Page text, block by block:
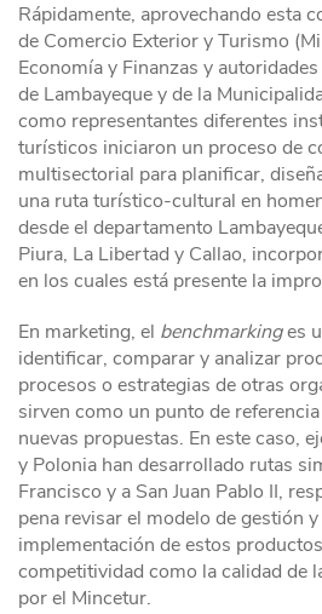
Rápidamente, aprovechando esta
de Comercio Exterior y Turismo
Economía y Finanzas y
de Lambayeque y de la
como representantes diferentes
turísticos iniciaron un proceso de
multisectorial para planificar,
una ruta turístico-cultural en
desde el departamento
Piura, La Libertad y Callao,
en los cuales está presente la
En marketing, el benchmarkinges
identificar, comparar y analizar
procesos o estrategias de otras
sirven como un punto de
nuevas propuestas. En este caso,
y Polonia han desarrollado rutas
Francisco y a San Juan Pablo II,
pena revisar el modelo de gestión
implementación de estos
competitividad como la calidad de
por el Mincetur.